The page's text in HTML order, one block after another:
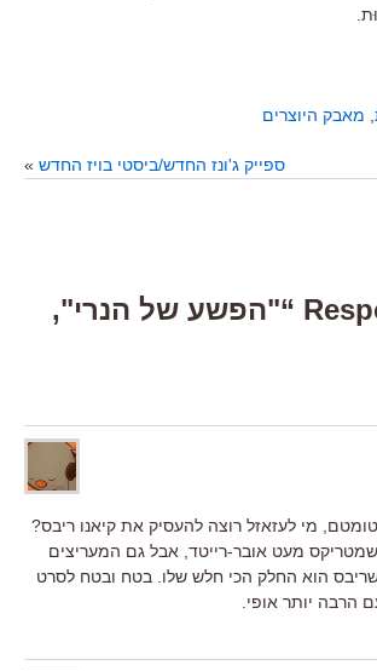
מאבק היוצרים
ספייק ג'ונז החדש/ביסטי בויז החדש »
6 Responses to “"הפשע של הנרי",
מי לעזאזל רוצה להעסיק את קיאנו ריבס?
מעט אובר-רייטד, אבל גם המעריצים
שריבס הוא החלק הכי חלש שלו. בטח ובטח לסרט
הרבה יותר אופי.